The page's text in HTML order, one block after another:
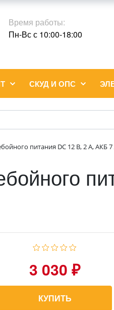
Время работы:
Пн-Вс с 10:00-18:00
СКУД И ОПС
питания DC 12 В, 2 А, АКБ
3 030 ₽
КУПИТЬ